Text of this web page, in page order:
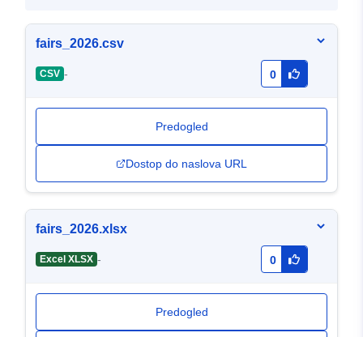
fairs_2026.csv
CSV - 0
Predogled
Dostop do naslova URL
fairs_2026.xlsx
Excel XLSX - 0
Predogled